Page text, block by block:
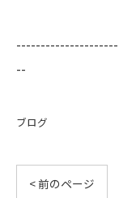
--
ブログ
< 前のページ